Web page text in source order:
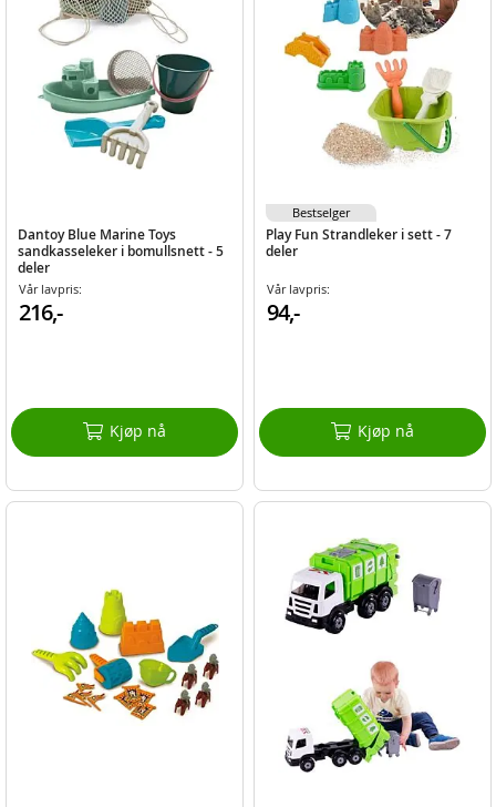
Dantoy Blue Marine Toys
sandkasseleker i bomullsnett - 5
deler
Vår lavpris:
216,-
Kjøp nå
Play Fun Strandleker i sett - 7
deler
Vår lavpris:
94,-
Kjøp nå
Bestselger